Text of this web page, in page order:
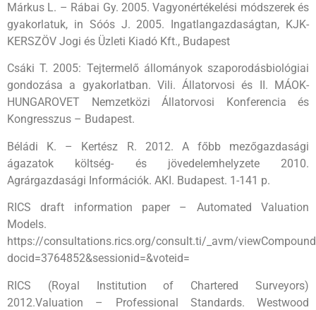
Márkus L. – Rábai Gy. 2005. Vagyonértékelési módszerek és
gyakorlatuk, in Sóós J. 2005. Ingatlangazdaságtan, KJK-
KERSZÖV Jogi és Üzleti Kiadó Kft., Budapest
Csáki T. 2005: Tejtermelő állományok szaporodásbiológiai
gondozása a gyakorlatban. Vili. Állatorvosi és II. MÁOK-
HUNGAROVET Nemzetközi Állatorvosi Konferencia és
Kongresszus – Budapest.
Béládi K. – Kertész R. 2012. A főbb mezőgazdasági
ágazatok költség- és jövedelemhelyzete 2010.
Agrárgazdasági Információk. AKI. Budapest. 1-141 p.
RICS draft information paper – Automated Valuation
Models.
https://consultations.rics.org/consult.ti/_avm/
docid=3764852&sessionid=&voteid=
RICS (Royal Institution of Chartered Surveyors)
2012.Valuation – Professional Standards. Westwood